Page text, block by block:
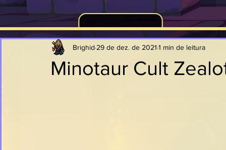
Minotaur Cult
Brighid 29 de dez. de 2021 1 min de leitura